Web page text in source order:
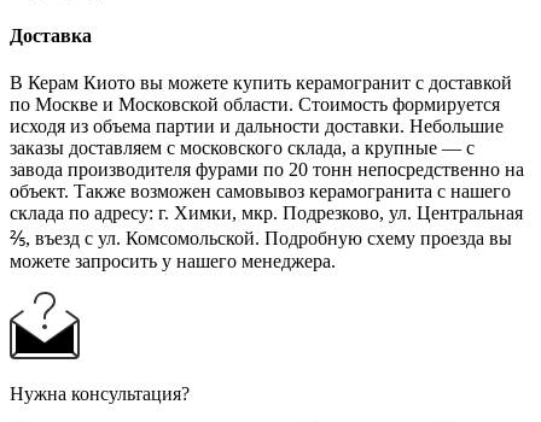
Доставка
В Керам Киото вы можете купить керамогранит с доставкой
по Москве и Московской области. Стоимость формируется
исходя из объема партии и дальности доставки. Небольшие
заказы доставляем с московского склада, а крупные — с
завода производителя фурами по 20 тонн непосредственно на
объект. Также возможен самовывоз керамогранита с нашего
склада по адресу: г. Химки, мкр. Подрезково, ул. Центральная
⅖, въезд с ул. Комсомольской. Подробную схему проезда вы
можете запросить у нашего менеджера.
Нужна консультация?